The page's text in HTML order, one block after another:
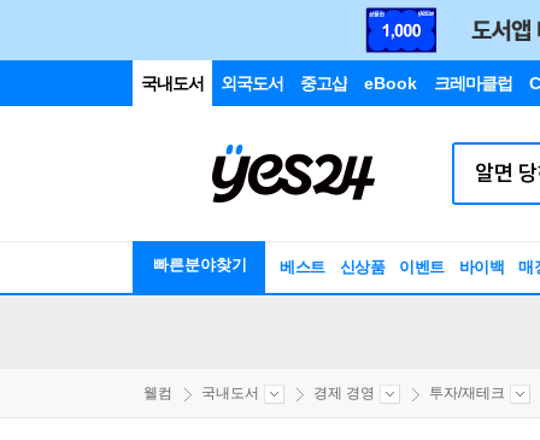
국내도서 외국도서 중고샵 eBook 크레마클럽
빠른분야찾기 베스트 신상품 이벤트 바이백 매
웰컴 국내도서 경제 경영 투자/재테크